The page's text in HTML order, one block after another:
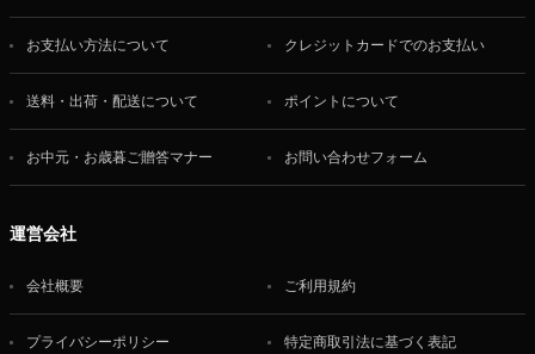
お支払い方法について クレジットカードでのお支払い
送料・出荷・配送について ポイントについて
お中元・お歳暮ご贈答マナー お問い合わせフォーム
運営会社
会社概要 ご利用規約
プライバシーポリシー 特定商取引法に基づく表記